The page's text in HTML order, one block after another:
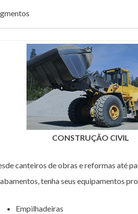
CONSTRUÇÃO CIVIL
canteiros de obras e reformas até
tenha seus equipamentos
Empilhadeiras